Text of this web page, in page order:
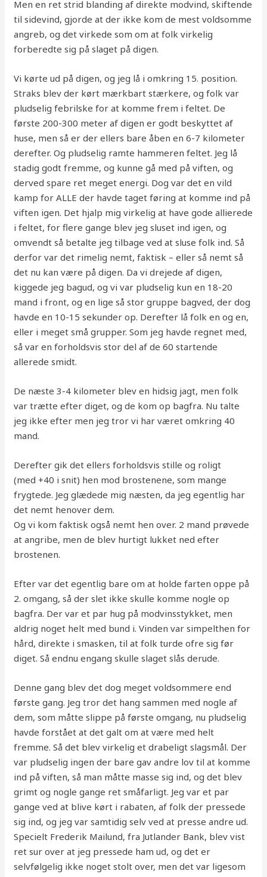
Men en ret strid blanding af direkte modvind, skiftende
til sidevind, gjorde at der ikke kom de mest voldsomme
angreb, og det virkede som om at folk virkelig
forberedte sig på slaget på digen.
Vi kørte ud på digen, og jeg lå i omkring 15. position.
Straks blev der kørt mærkbart stærkere, og folk var
pludselig febrilske for at komme frem i feltet. De
første 200-300 meter af digen er godt beskyttet af
huse, men så er der ellers bare åben en 6-7 kilometer
derefter. Og pludselig ramte hammeren feltet. Jeg lå
stadig godt fremme, og kunne gå med på viften, og
derved spare ret meget energi. Dog var det en vild
kamp for ALLE der havde taget føring at komme ind på
viften igen. Det hjalp mig virkelig at have gode allierede
i feltet, for flere gange blev jeg sluset ind igen, og
omvendt så betalte jeg tilbage ved at sluse folk ind. Så
derfor var det rimelig nemt, faktisk – eller så nemt så
det nu kan være på digen. Da vi drejede af digen,
kiggede jeg bagud, og vi var pludselig kun en 18-20
mand i front, og en lige så stor gruppe bagved, der dog
havde en 10-15 sekunder op. Derefter lå folk en og en,
eller i meget små grupper. Som jeg havde regnet med,
så var en forholdsvis stor del af de 60 startende
allerede smidt.
De næste 3-4 kilometer blev en hidsig jagt, men folk
var trætte efter diget, og de kom op bagfra. Nu talte
jeg ikke efter men jeg tror vi har været omkring 40
mand.
Derefter gik det ellers forholdsvis stille og roligt
(med +40 i snit) hen mod brostenene, som mange
frygtede. Jeg glædede mig næsten, da jeg egentlig har
det nemt henover dem.
Og vi kom faktisk også nemt hen over. 2 mand prøvede
at angribe, men de blev hurtigt lukket ned efter
brostenen.
Efter var det egentlig bare om at holde farten oppe på
2. omgang, så der slet ikke skulle komme nogle op
bagfra. Der var et par hug på modvinsstykket, men
aldrig noget helt med bund i. Vinden var simpelthen for
hård, direkte i smasken, til at folk turde ofre sig før
diget. Så endnu engang skulle slaget slås derude.
Denne gang blev det dog meget voldsommere end
første gang. Jeg tror det hang sammen med nogle af
dem, som måtte slippe på første omgang, nu pludselig
havde forstået at det galt om at være med helt
fremme. Så det blev virkelig et drabeligt slagsmål. Der
var pludselig ingen der bare gav andre lov til at komme
ind på viften, så man måtte masse sig ind, og det blev
grimt og nogle gange ret småfarligt. Jeg var et par
gange ved at blive kørt i rabaten, af folk der pressede
sig ind, og jeg var samtidig selv ved at presse andre ud.
Specielt Frederik Mailund, fra Jutlander Bank, blev vist
ret sur over at jeg pressede ham ud, og det er
selvfølgelig ikke noget stolt over, men det var ligesom